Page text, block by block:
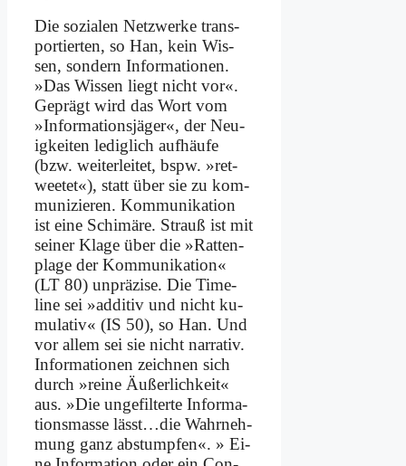
Die so­zia­len Netz­wer­ke trans­
por­tier­ten, so Han, kein Wis­
sen, son­dern In­for­ma­tio­nen.
»Das Wis­sen liegt nicht vor«.
Ge­prägt wird das Wort vom
»In­for­ma­ti­ons­jä­ger«, der Neu­
ig­kei­ten le­dig­lich auf­häu­fe
(bzw. wei­ter­lei­tet, bspw. »ret­
weetet«), statt über sie zu kom­
mu­ni­zie­ren. Kom­mu­ni­ka­ti­on
ist ei­ne Schi­mä­re. Strauß ist mit
sei­ner Kla­ge über die »Rat­ten­
pla­ge der Kom­mu­ni­ka­ti­on«
(LT 80) un­prä­zi­se. Die Time­
line sei »ad­di­tiv und nicht ku­
mu­la­tiv« (IS 50), so Han. Und
vor al­lem sei sie nicht nar­ra­tiv.
In­for­ma­tio­nen zeich­nen sich
durch »rei­ne Äu­ßer­lich­keit«
aus. »Die un­ge­fil­ter­te In­for­ma­
ti­ons­mas­se lässt…die Wahr­neh­
mung ganz ab­stump­fen«. » Ei­